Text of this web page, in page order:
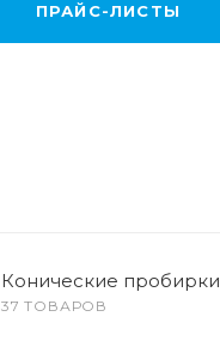
ПРАЙС-ЛИСТЫ
Конические пробирки
37 ТОВАРОВ